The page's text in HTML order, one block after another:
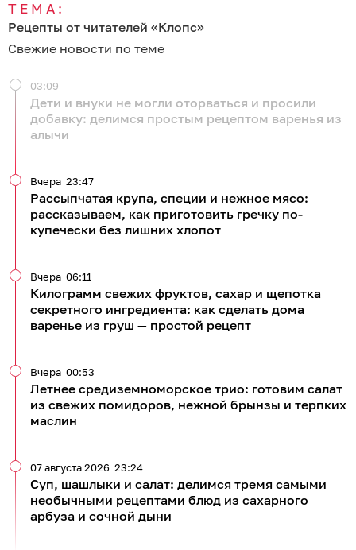
ТЕМА:
Рецепты от читателей «Клопс»
Свежие новости по теме
Дети и внуки не могли оторваться и просили
добавку: делимся простым рецептом варенья из
алычи
03:09
Рассыпчатая крупа, специи и нежное мясо:
рассказываем, как приготовить гречку по-
купечески без лишних хлопот
Вчера 23:47
Килограмм свежих фруктов, сахар и щепотка
секретного ингредиента: как сделать дома
варенье из груш — простой рецепт
Вчера 06:11
Летнее средиземноморское трио: готовим салат
из свежих помидоров, нежной брынзы и терпких
маслин
Вчера 00:53
Суп, шашлыки и салат: делимся тремя самыми
необычными рецептами блюд из сахарного
арбуза и сочной дыни
07 августа 2026 23:24